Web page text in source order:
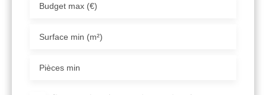
Budget max (€)
Surface min (m²)
Pièces min